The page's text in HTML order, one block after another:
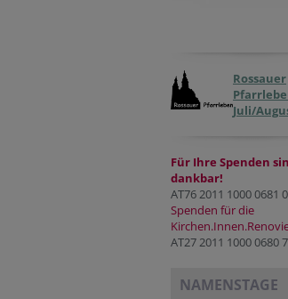
Rossauer
Juli/
Für Ihre Spenden
dankbar!
AT76 2011 1000 0681
Spenden für die
AT27 2011 1000 0680
NAMENSTAGE